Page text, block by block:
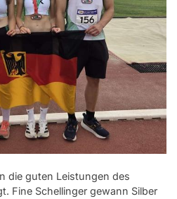
die guten Leistungen des
Fine Schellinger gewann Silber